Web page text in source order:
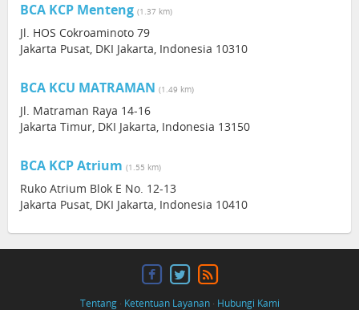
BCA KCP Menteng (1.37 km)
Jl. HOS Cokroaminoto 79
Jakarta Pusat, DKI Jakarta, Indonesia 10310
BCA KCU MATRAMAN (1.49 km)
Jl. Matraman Raya 14-16
Jakarta Timur, DKI Jakarta, Indonesia 13150
BCA KCP Atrium (1.55 km)
Ruko Atrium Blok E No. 12-13
Jakarta Pusat, DKI Jakarta, Indonesia 10410
Tentang· Ketentuan Layanan· Hubungi Kami